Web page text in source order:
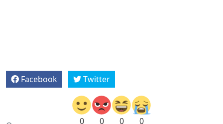
Facebook Twitter
0 0 0 0